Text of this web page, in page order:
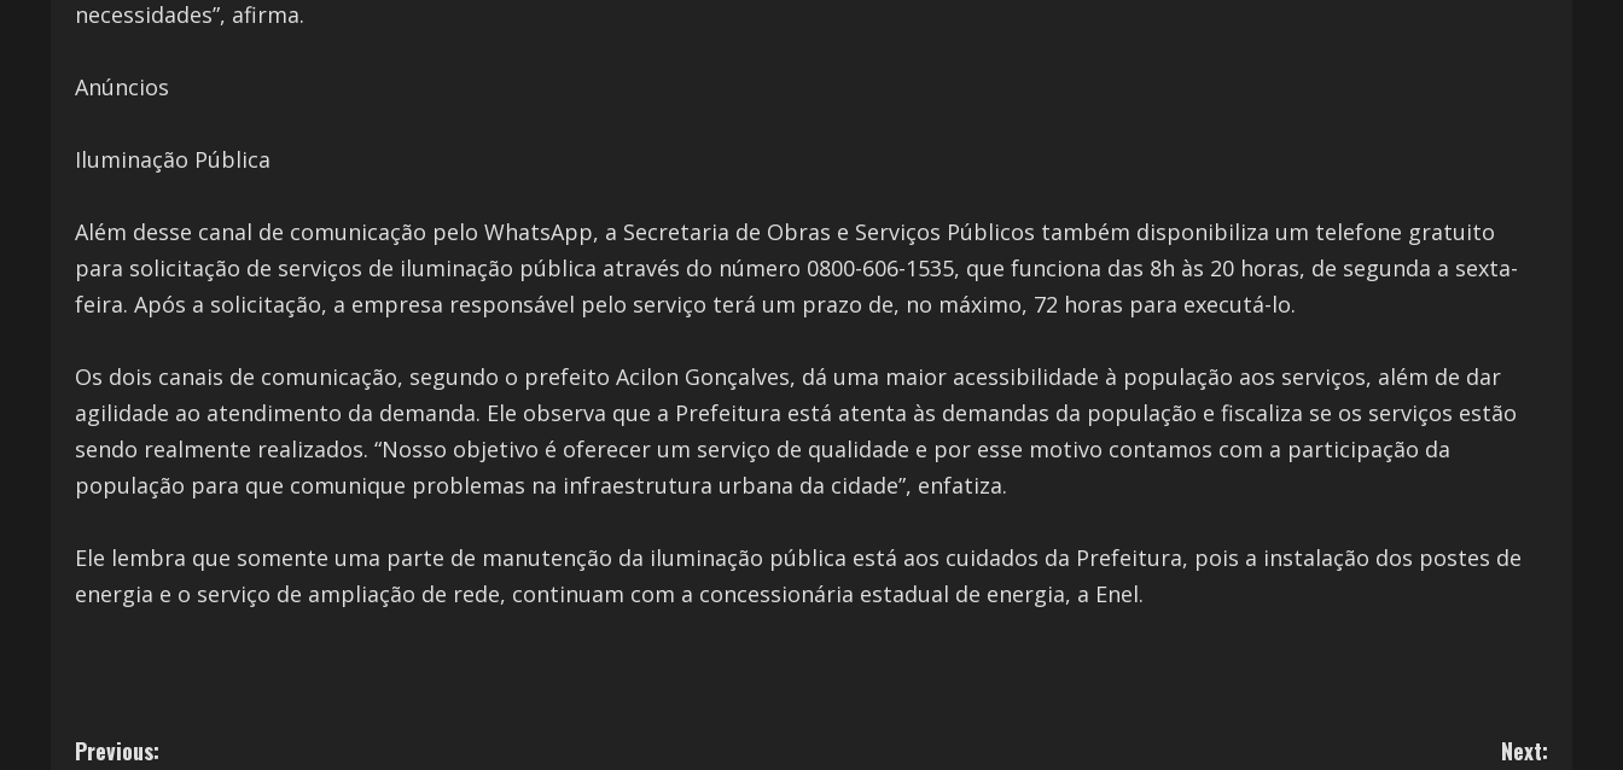
necessidades”, afirma.
Anúncios
Iluminação Pública
Além desse canal de comunicação pelo WhatsApp, a Secretaria de Obras e Serviços Públicos também disponibiliza um telefone gratuito
para solicitação de serviços de iluminação pública através do número 0800-606-1535, que funciona das 8h às 20 horas, de segunda a sexta-
feira. Após a solicitação, a empresa responsável pelo serviço terá um prazo de, no máximo, 72 horas para executá-lo.
Os dois canais de comunicação, segundo o prefeito Acilon Gonçalves, dá uma maior acessibilidade à população aos serviços, além de dar
agilidade ao atendimento da demanda. Ele observa que a Prefeitura está atenta às demandas da população e fiscaliza se os serviços estão
sendo realmente realizados. “Nosso objetivo é oferecer um serviço de qualidade e por esse motivo contamos com a participação da
população para que comunique problemas na infraestrutura urbana da cidade”, enfatiza.
Ele lembra que somente uma parte de manutenção da iluminação pública está aos cuidados da Prefeitura, pois a instalação dos postes de
energia e o serviço de ampliação de rede, continuam com a concessionária estadual de energia, a Enel.
Previous:
Next: